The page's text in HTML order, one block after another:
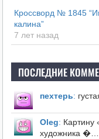
Кроссворд № 1845
калина”
7 лет назад
ПОСЛЕДНИЕ
пехтерь:
Оleg: Картину
художника �…